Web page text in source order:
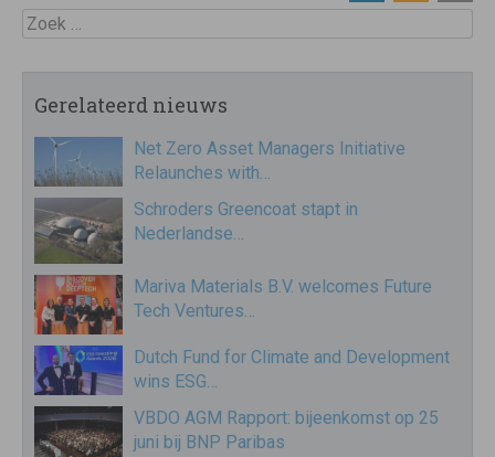
Zoek
Gerelateerd nieuws
Net Zero Asset Managers Initiative
Relaunches with…
Schroders Greencoat stapt in
Nederlandse…
Mariva Materials B.V. welcomes Future
Tech Ventures…
Dutch Fund for Climate and Development
wins ESG…
VBDO AGM Rapport: bijeenkomst op 25
juni bij BNP Paribas